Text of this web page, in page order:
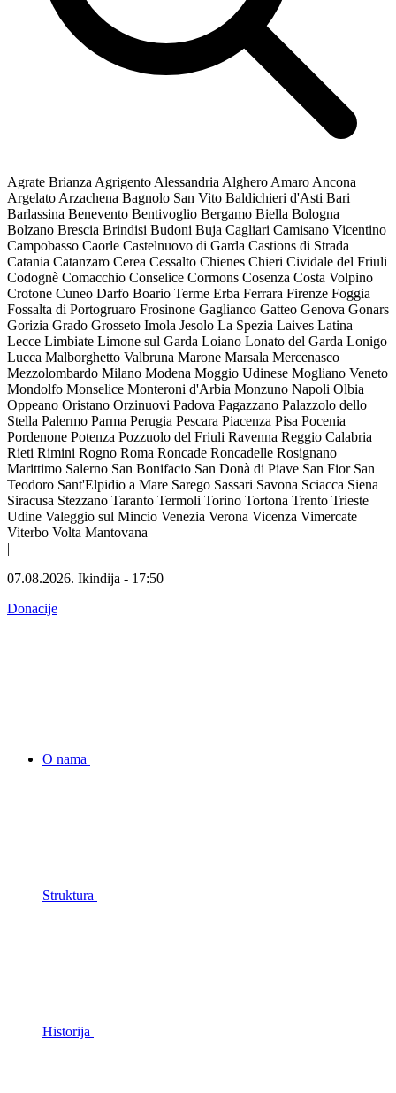
Agrate Brianza Agrigento Alessandria Alghero Amaro Ancona
Argelato Arzachena Bagnolo San Vito Baldichieri d'Asti Bari
Barlassina Benevento Bentivoglio Bergamo Biella Bologna
Bolzano Brescia Brindisi Budoni Buja Cagliari Camisano Vicentino
Campobasso Caorle Castelnuovo di Garda Castions di Strada
Catania Catanzaro Cerea Cessalto Chienes Chieri Cividale del Friuli
Codognè Comacchio Conselice Cormons Cosenza Costa Volpino
Crotone Cuneo Darfo Boario Terme Erba Ferrara Firenze Foggia
Fossalta di Portogruaro Frosinone Gaglianco Gatteo Genova Gonars
Gorizia Grado Grosseto Imola Jesolo La Spezia Laives Latina
Lecce Limbiate Limone sul Garda Loiano Lonato del Garda Lonigo
Lucca Malborghetto Valbruna Marone Marsala Mercenasco
Mezzolombardo Milano Modena Moggio Udinese Mogliano Veneto
Mondolfo Monselice Monteroni d'Arbia Monzuno Napoli Olbia
Oppeano Oristano Orzinuovi Padova Pagazzano Palazzolo dello
Stella Palermo Parma Perugia Pescara Piacenza Pisa Pocenia
Pordenone Potenza Pozzuolo del Friuli Ravenna Reggio Calabria
Rieti Rimini Rogno Roma Roncade Roncadelle Rosignano
Marittimo Salerno San Bonifacio San Donà di Piave San Fior San
Teodoro Sant'Elpidio a Mare Sarego Sassari Savona Sciacca Siena
Siracusa Stezzano Taranto Termoli Torino Tortona Trento Trieste
Udine Valeggio sul Mincio Venezia Verona Vicenza Vimercate
Viterbo Volta Mantovana
|
07.08.2026. Ikindija - 17:50
Donacije
O nama
Struktura
Historija